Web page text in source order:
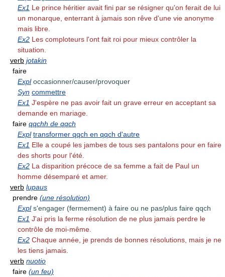
Ex1 Le prince héritier avait fini par se résigner qu'on ferait de lui
un monarque, enterrant à jamais son rêve d'une vie anonyme
mais libre.
Ex2 Les comploteurs l'ont fait roi pour mieux contrôler la
situation.
verb jotakin
faire
Expl occasionner/causer/provoquer
Syn commettre
Ex1 J'espère ne pas avoir fait un grave erreur en acceptant sa
demande en mariage.
faire qqchh de qqch
Expl transformer qqch en qqch d'autre
Ex1 Elle a coupé les jambes de tous ses pantalons pour en faire
des shorts pour l'été.
Ex2 La disparition précoce de sa femme a fait de Paul un
homme désemparé et amer.
verb lupaus
prendre (une résolution)
Expl s'engager (fermement) à faire ou ne pas/plus faire qqch
Ex1 J'ai pris la ferme résolution de ne plus jamais perdre le
contrôle de moi-même.
Ex2 Chaque année, je prends de bonnes résolutions, mais je ne
les tiens jamais.
verb nuotio
faire (un feu)